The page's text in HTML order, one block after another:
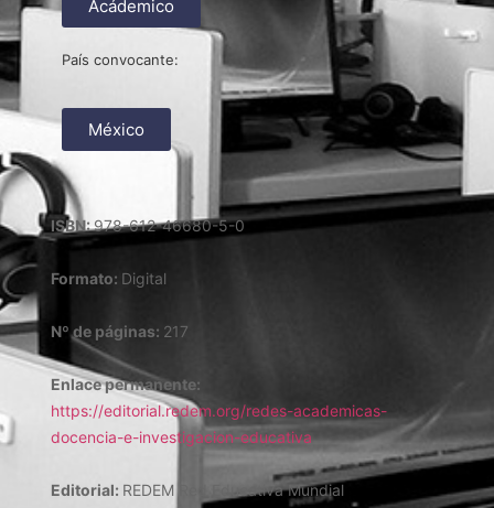
Acádemico
País convocante:
México
ISBN:978-612-46680-5-0
Formato: Digital
Nº de páginas: 217
Enlace permanente:
https://editorial.redem.org/redes-academicas-
docencia-e-investigacion-educativa
Editorial: REDEM Red Educativa Mundial